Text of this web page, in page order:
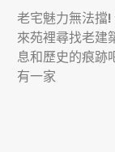
老宅魅力無法擋
來苑裡尋找老建
息和歷史的痕跡
有一家